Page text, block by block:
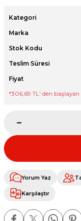
Kategori
Marka
Stok Kodu
Teslim Süresi
Fiyat
*306,69 TL' den
Yorum Yaz
Karşılaştır